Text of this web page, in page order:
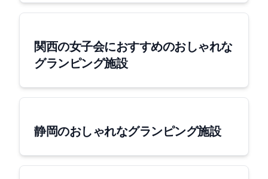
関西の女子会におすすめのおしゃれな
グランピング施設
静岡のおしゃれなグランピング施設